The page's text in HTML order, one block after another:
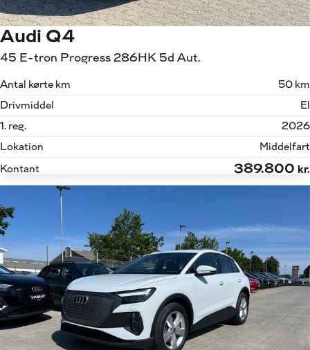
Audi Q4
45 E-tron Progress 286HK 5d Aut.
Antal kørte km
50 km
Drivmiddel
El
1. reg.
2026
Lokation
Middelfart
Kontant
389.800 kr.